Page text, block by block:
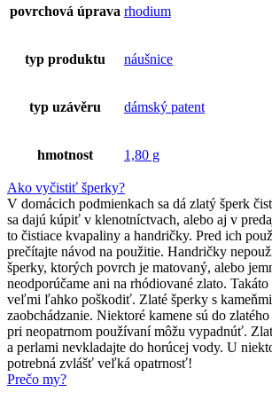
povrchová úprava rhodium
typ produktu náušnice
typ uzávěru dámský patent
hmotnost 1,80 g
Ako vyčistiť šperky?
V domácich podmienkach sa dá zlatý šperk
sa dajú kúpiť v klenotníctvach, alebo aj v
to čistiace kvapaliny a handričky. Pred ich
prečítajte návod na použitie. Handričky
šperky, ktorých povrch je matovaný, alebo
neodporúčame ani na rhódiované zlato. Takáto
veľmi ľahko poškodiť. Zlaté šperky s
zaobchádzanie. Niektoré kamene sú do
pri neopatrnom používaní môžu vypadnúť.
a perlami nevkladajte do horúcej vody. U
potrebná zvlášť veľká opatrnosť!
Prečo my?